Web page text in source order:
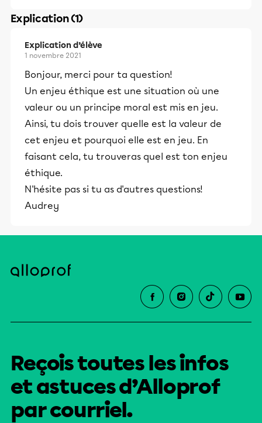
Explication (1)
Explication d’élève
1 novembre 2021
Bonjour, merci pour ta question!
Un enjeu éthique est une situation où une
valeur ou un principe moral est mis en jeu.
Ainsi, tu dois trouver quelle est la valeur de
cet enjeu et pourquoi elle est en jeu. En
faisant cela, tu trouveras quel est ton enjeu
éthique.
N'hésite pas si tu as d'autres questions!
Audrey
Reçois toutes les infos
et astuces d’Alloprof
par courriel.